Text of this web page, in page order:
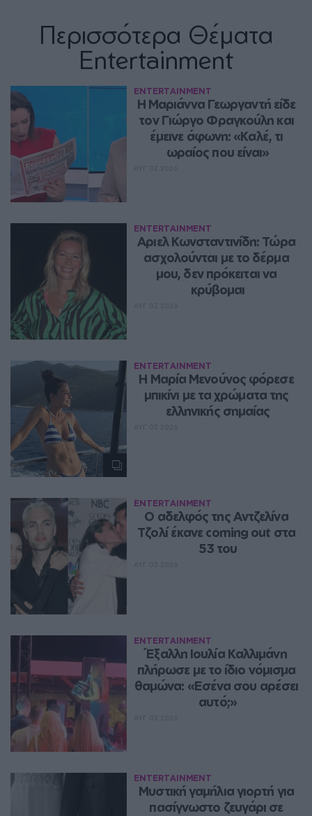
Περισσότερα Θέματα
Entertainment
ENTERTAINMENT
Η Μαριάννα Γεωργαντή είδε
τον Γιώργο Φραγκούλη και
έμεινε άφωνη: «Καλέ, τι
ωραίος που είναι»
ENTERTAINMENT
Αριελ Κωνσταντινίδη: Τώρα
ασχολούνται με το δέρμα
μου, δεν πρόκειται να
κρύβομαι
ENTERTAINMENT
Η Μαρία Μενούνος φόρεσε
μπικίνι με τα χρώματα της
ελληνικής σημαίας
ENTERTAINMENT
Ο αδελφός της Αντζελίνα
Τζολί έκανε coming out στα
53 του
ENTERTAINMENT
Έξαλλη Ιουλία Καλλιμάνη
πλήρωσε με το ίδιο νόμισμα
θαμώνα: «Εσένα σου αρέσει
αυτό;»
ENTERTAINMENT
Μυστική γαμήλια γιορτή για
πασίγνωστο ζευγάρι σε